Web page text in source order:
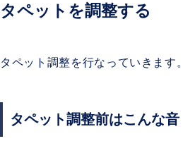
タペットを調整する
タペット調整を行なっていきます。
タペット調整前はこんな音